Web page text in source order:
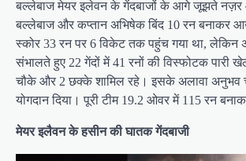
बल्लेबाज मेयर इलेवन के गेंदबाजों के आगे जूझते नज़र
बल्लेबाज और कप्तान अभिषेक बिंद 10 रन बनाकर
स्कोर 33 रन पर 6 विकेट तक पहुंच गया था, लेकिन
संभालते हुए 22 गेंदों में 41 रनों की विस्फोटक पारी
चौके और 2 छक्के शामिल रहे। इसके अलावा अनुभव
योगदान दिया। पूरी टीम 19.2 ओवर में 115 रन
मेयर इलैवन के हसीन की घातक गेंदबाजी